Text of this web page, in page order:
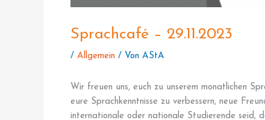
Sprachcafé – 29.11.2023
/ Allgemein / Von AStA
Wir freuen uns, euch zu unserem monatlichen
eure Sprachkenntnisse zu verbessern, neue
internationale oder nationale Studierende